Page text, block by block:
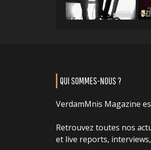
QUI SOMMES-NOUS ?
VerdamMnis Magazine
Retrouvez toutes nos
et live reports, interviews,